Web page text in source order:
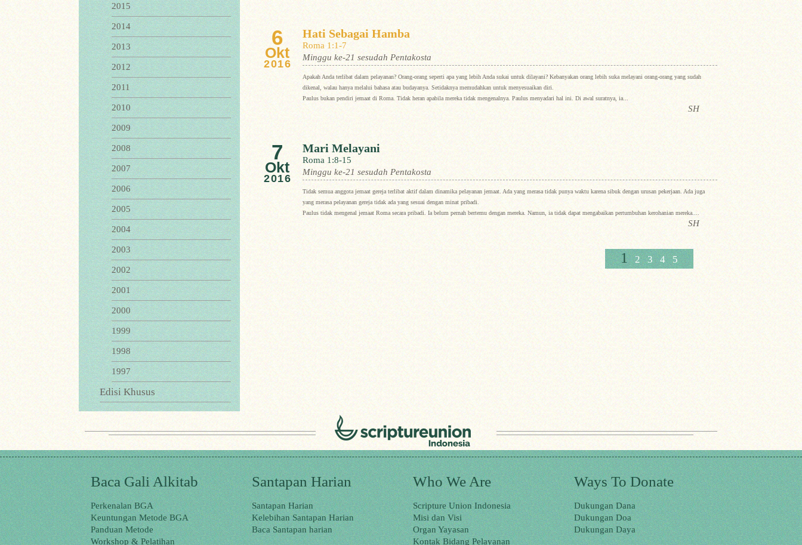
2015
2014
2013
2012
2011
2010
2009
2008
2007
2006
2005
2004
2003
2002
2001
2000
1999
1998
1997
Edisi Khusus
6
Okt
2016
Hati Sebagai Hamba
Roma 1:1-7
Minggu ke-21 sesudah Pentakosta
Apakah Anda terlibat dalam pelayanan? Orang-orang seperti apa yang lebih Anda sukai untuk dilayani? Kebanyakan orang lebih suka melayani orang-orang yang sudah
dikenal, walau hanya melalui bahasa atau budayanya. Setidaknya memudahkan untuk menyesuaikan diri.
Paulus bukan pendiri jemaat di Roma. Tidak heran apabila mereka tidak mengenalnya. Paulus menyadari hal ini. Di awal suratnya, ia...
SH
7
Okt
2016
Mari Melayani
Roma 1:8-15
Minggu ke-21 sesudah Pentakosta
Tidak semua anggota jemaat gereja terlibat aktif dalam dinamika pelayanan jemaat. Ada yang merasa tidak punya waktu karena sibuk dengan urusan pekerjaan. Ada juga
yang merasa pelayanan gereja tidak ada yang sesuai dengan minat pribadi.
Paulus tidak mengenal jemaat Roma secara pribadi. Ia belum pernah bertemu dengan mereka. Namun, ia tidak dapat mengabaikan pertumbuhan kerohanian mereka....
SH
1 2 3 4 5
Baca Gali Alkitab
Perkenalan BGA
Keuntungan Metode BGA
Panduan Metode
Workshop & Pelatihan
Santapan Harian
Santapan Harian
Kelebihan Santapan Harian
Baca Santapan harian
Who We Are
Scripture Union Indonesia
Misi dan Visi
Organ Yayasan
Kontak Bidang Pelayanan
Ways To Donate
Dukungan Dana
Dukungan Doa
Dukungan Daya